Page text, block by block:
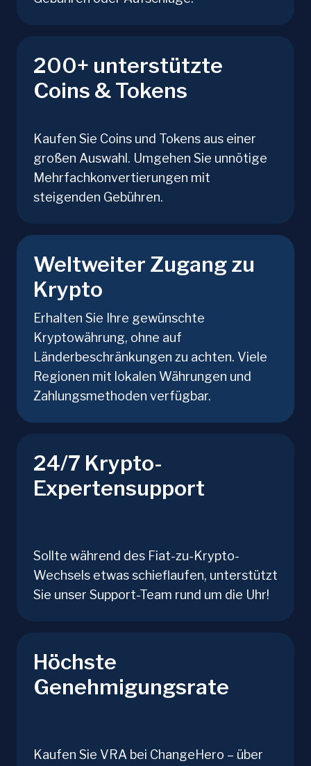
200+ unterstützte
Coins & Tokens
Kaufen Sie Coins und Tokens aus einer
großen Auswahl. Umgehen Sie unnötige
Mehrfachkonvertierungen mit
steigenden Gebühren.
Weltweiter Zugang zu
Krypto
Erhalten Sie Ihre gewünschte
Kryptowährung, ohne auf
Länderbeschränkungen zu achten. Viele
Regionen mit lokalen Währungen und
Zahlungsmethoden verfügbar.
24/7 Krypto-
Expertensupport
Sollte während des Fiat-zu-Krypto-
Wechsels etwas schieflaufen, unterstützt
Sie unser Support-Team rund um die Uhr!
Höchste
Genehmigungsrate
Kaufen Sie VRA bei ChangeHero – über